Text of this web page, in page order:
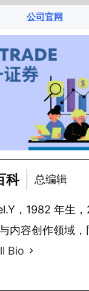
公司官网
科 总编辑
，1982 年生
内容创作领域
Bio